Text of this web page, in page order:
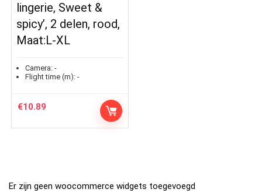
lingerie, Sweet &
spicy’, 2 delen, rood,
Maat:L-XL
Camera: -
Flight time (m): -
€10.89
Er zijn geen woocommerce widgets toegevoegd